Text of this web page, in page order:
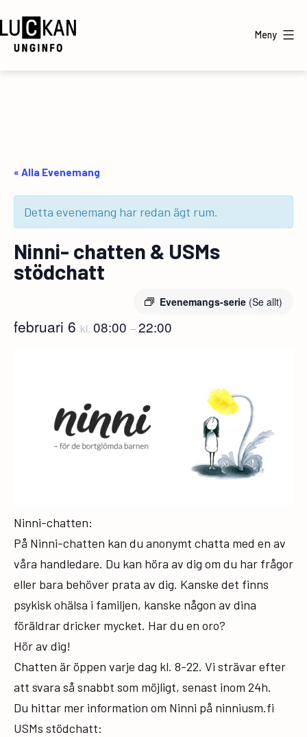
till
innehåll
Meny
« Alla Evenemang
Detta evenemang har redan ägt rum.
Ninni- chatten & USMs
stödchatt
Evenemangs-serie (Se allt)
februari 6 kl. 08:00 –22:00
Ninni-chatten:
På Ninni-chatten kan du anonymt chatta med en av
våra handledare. Du kan höra av dig om du har frågor
eller bara behöver prata av dig. Kanske det finns
psykisk ohälsa i familjen, kanske någon av dina
föräldrar dricker mycket. Har du en oro?
Hör av dig!
Chatten är öppen varje dag kl. 8-22. Vi strävar efter
att svara så snabbt som möjligt, senast inom 24h.
Du hittar mer information om Ninni på ninniusm.fi
USMs stödchatt: